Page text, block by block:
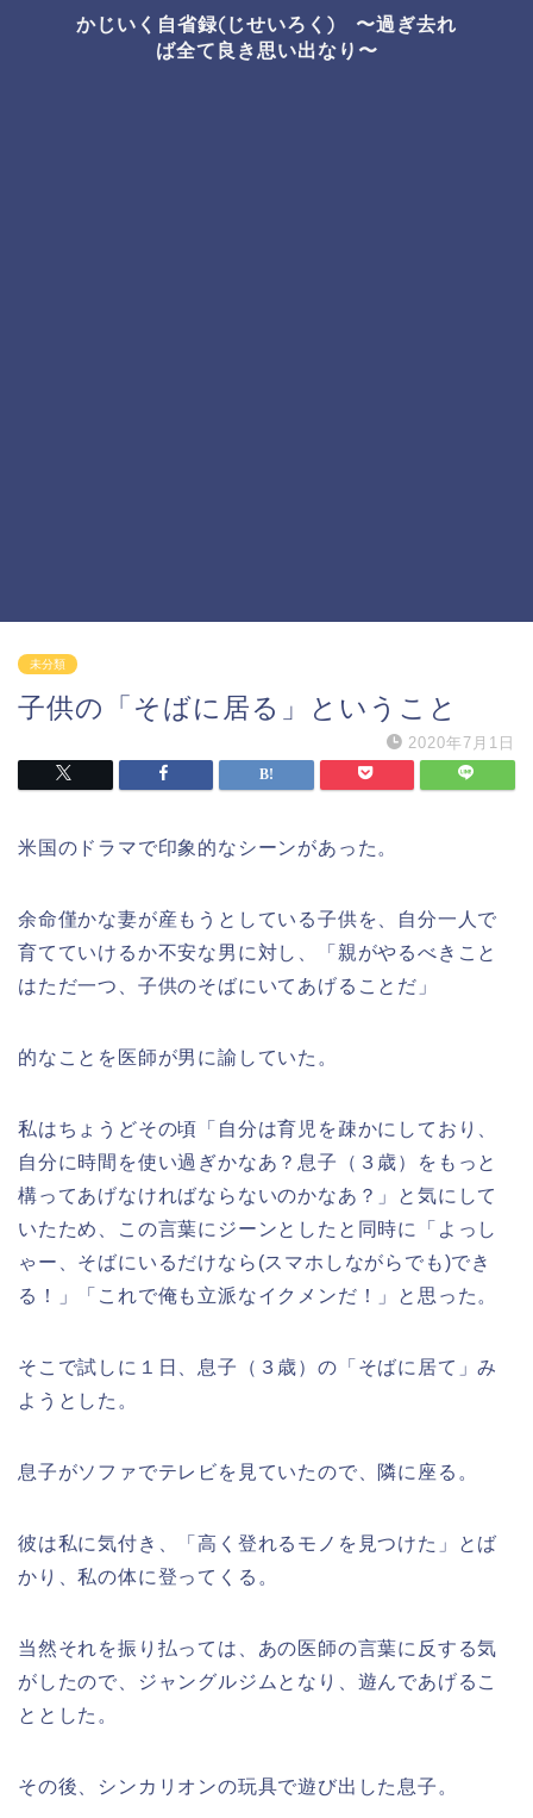
かじいく自省録(じせいろく) 〜過ぎ去れ
ば全て良き思い出なり〜
未分類
子供の「そばに居る」ということ
2020年7月1日
米国のドラマで印象的なシーンがあった。
余命僅かな妻が産もうとしている子供を、自分一人で
育てていけるか不安な男に対し、「親がやるべきこと
はただ一つ、子供のそばにいてあげることだ」
的なことを医師が男に諭していた。
私はちょうどその頃「自分は育児を疎かにしており、
自分に時間を使い過ぎかなあ？息子（３歳）をもっと
構ってあげなければならないのかなあ？」と気にして
いたため、この言葉にジーンとしたと同時に「よっし
ゃー、そばにいるだけなら(スマホしながらでも)でき
る！」「これで俺も立派なイクメンだ！」と思った。
そこで試しに１日、息子（３歳）の「そばに居て」み
ようとした。
息子がソファでテレビを見ていたので、隣に座る。
彼は私に気付き、「高く登れるモノを見つけた」とば
かり、私の体に登ってくる。
当然それを振り払っては、あの医師の言葉に反する気
がしたので、ジャングルジムとなり、遊んであげるこ
ととした。
その後、シンカリオンの玩具で遊び出した息子。